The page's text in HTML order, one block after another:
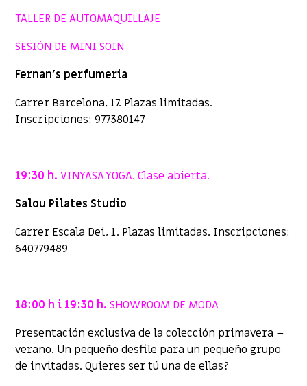
TALLER DE AUTOMAQUILLAJE
SESIÓN DE MINI SOIN
Fernan’s perfumeria
Carrer Barcelona, 17. Plazas limitadas.
Inscripciones: 977380147
19:30 h.VINYASA YOGA. Clase abierta.
Salou Pilates Studio
Carrer Escala Dei, 1. Plazas limitadas. Inscripciones:
640779489
18:00 h i 19:30 h.SHOWROOM DE MODA
Presentación exclusiva de la colección primavera –
verano. Un pequeño desfile para un pequeño grupo
de invitadas. Quieres ser tú una de ellas?